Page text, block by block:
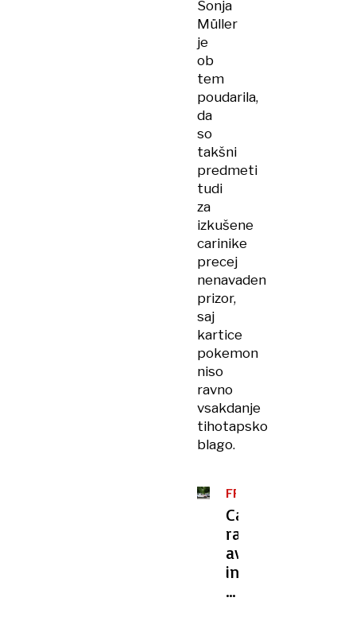
Sonja
Müller
je
ob
tem
poudarila,
da
so
takšni
predmeti
tudi
za
izkušene
carinike
precej
nenavaden
prizor,
saj
kartice
pokemon
niso
ravno
vsakdanje
tihotapsko
blago.
FRANCIJA
Cariniki
razmontirali
avto
in
v